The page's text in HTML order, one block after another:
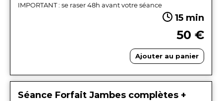
IMPORTANT : se raser 48h avant votre séance
15 min
50 €
Ajouter au panier
Séance Forfait Jambes complètes +